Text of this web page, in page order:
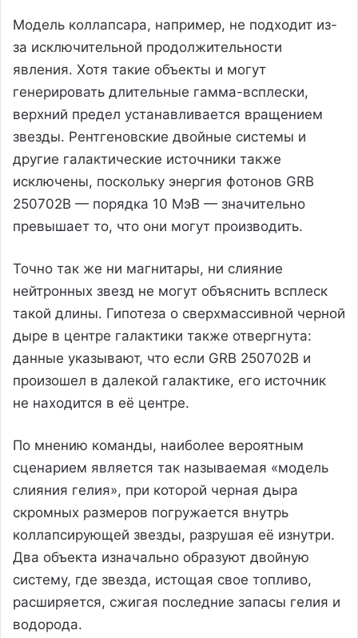
Модель коллапсара, например, не подходит из-
за исключительной продолжительности
явления. Хотя такие объекты и могут
генерировать длительные гамма-всплески,
верхний предел устанавливается вращением
звезды. Рентгеновские двойные системы и
другие галактические источники также
исключены, поскольку энергия фотонов GRB
250702B — порядка 10 МэВ — значительно
превышает то, что они могут производить.
Точно так же ни магнитары, ни слияние
нейтронных звезд не могут объяснить всплеск
такой длины. Гипотеза о сверхмассивной черной
дыре в центре галактики также отвергнута:
данные указывают, что если GRB 250702B и
произошел в далекой галактике, его источник
не находится в её центре.
По мнению команды, наиболее вероятным
сценарием является так называемая «модель
слияния гелия», при которой черная дыра
скромных размеров погружается внутрь
коллапсирующей звезды, разрушая её изнутри.
Два объекта изначально образуют двойную
систему, где звезда, истощая свое топливо,
расширяется, сжигая последние запасы гелия и
водорода.